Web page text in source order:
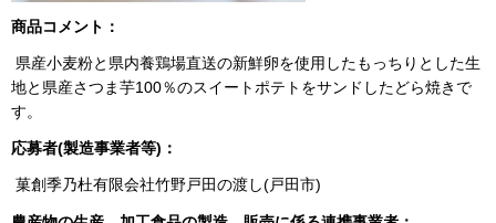
商品コメント：
県産小麦粉と県内養鶏場直送の新鮮卵を使用したもっちりとした生
地と県産さつま芋100％のスイートポテトをサンドしたどら焼きで
す。
応募者(製造事業者等)：
菓創季乃杜有限会社竹野戸田の渡し(戸田市)